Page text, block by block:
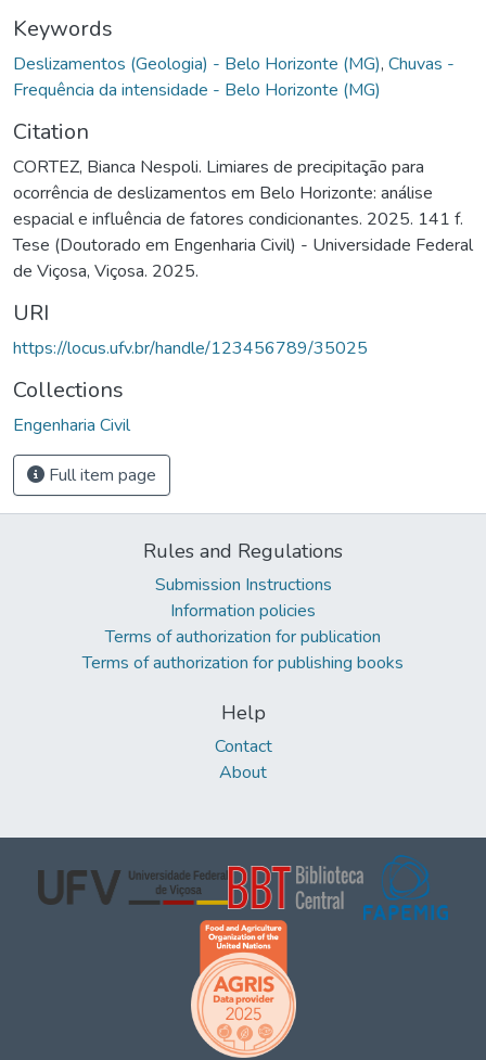
Keywords
Deslizamentos (Geologia) - Belo Horizonte (MG), Chuvas -
Frequência da intensidade - Belo Horizonte (MG)
Citation
CORTEZ, Bianca Nespoli. Limiares de precipitação para
ocorrência de deslizamentos em Belo Horizonte: análise
espacial e influência de fatores condicionantes. 2025. 141 f.
Tese (Doutorado em Engenharia Civil) - Universidade Federal
de Viçosa, Viçosa. 2025.
URI
https://locus.ufv.br/handle/123456789/35025
Collections
Engenharia Civil
Full item page
Rules and Regulations
Submission Instructions
Information policies
Terms of authorization for publication
Terms of authorization for publishing books
Help
Contact
About